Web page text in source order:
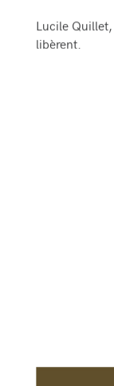
Lucile Quillet,
libèrent.